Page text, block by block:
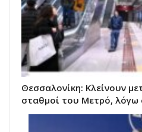
Θεσσαλονίκη: Κλείνουν
σταθμοί του Μετρό, λόγω